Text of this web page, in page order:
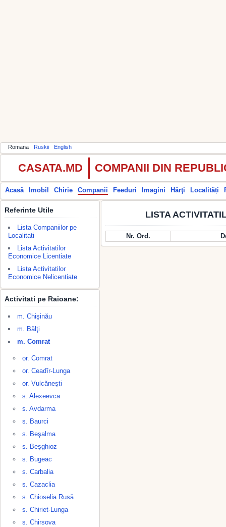
Romana Ruskii English
CASATA.MD COMPANII DIN
Acasă Imobil Chirie Companii Feeduri Imagini Hărţi Localități
Referinte Utile
Lista Companiilor pe
Localitati
Lista Activitatilor
Economice Licentiate
Lista Activitatilor
Economice Nelicentiate
Activitati pe Raioane:
m. Chişinău
m. Bălţi
m. Comrat
or. Comrat
or. Ceadîr-Lunga
or. Vulcăneşti
s. Alexeevca
s. Avdarma
s. Baurci
s. Beşalma
s. Beşghioz
s. Bugeac
s. Carbalia
s. Cazaclia
s. Chioselia Rusă
s. Chiriet-Lunga
s. Chirsova
LISTA
Nr. Ord.